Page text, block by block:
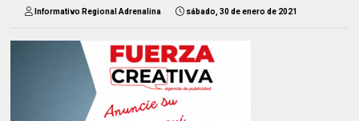
Informativo Regional Adrenalina sábado, 30 de enero de 2021